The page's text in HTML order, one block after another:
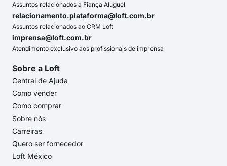
Assuntos relacionados a Fiança Aluguel
relacionamento.plataforma@loft.com.br
Assuntos relacionados ao CRM Loft
imprensa@loft.com.br
Atendimento exclusivo aos profissionais de imprensa
Sobre a Loft
Central de Ajuda
Como vender
Como comprar
Sobre nós
Carreiras
Quero ser fornecedor
Loft México